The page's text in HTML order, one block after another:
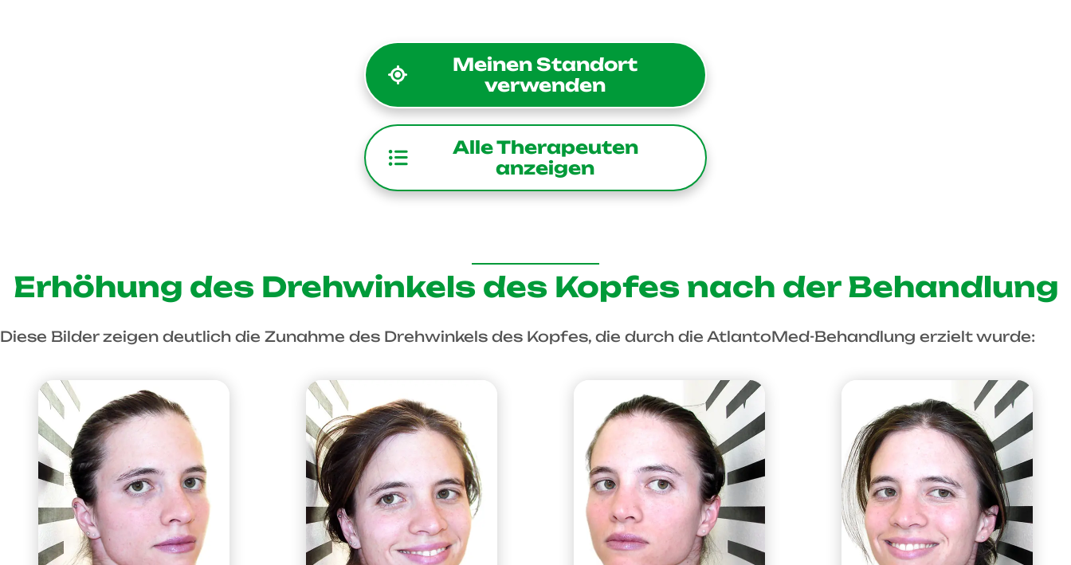
Meinen Standort
verwenden
Alle Therapeuten
anzeigen
Erhöhung des Drehwinkels des Kopfes nach der Behandlung
Diese Bilder zeigen deutlich die Zunahme des Drehwinkels des Kopfes, die durch die AtlantoMed-Behandlung erzielt wurde: